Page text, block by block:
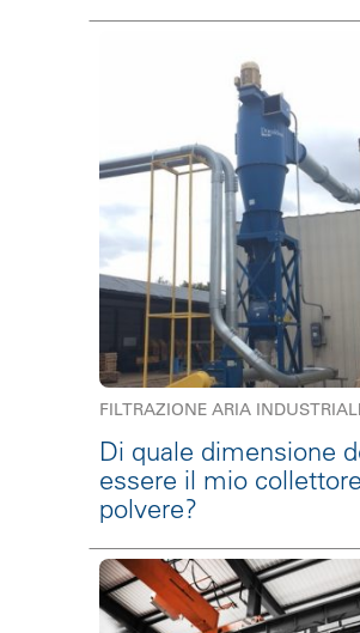
FILTRAZIONE ARIA
Di quale dimensione
essere il mio
polvere?